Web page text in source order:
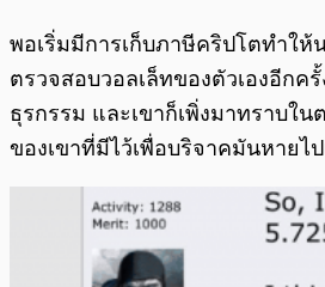
พอเริ่มมีการเก็บภาษีคริปโตทำให้
ตรวจสอบวอลเล็ทของตัวเองอีกค
ธุรกรรม และเขาก็เพิ่งมาทราบใน
ของเขาที่มีไว้เพื่อบริจาคมันหายไ